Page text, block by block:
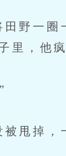
野一圈
里，他
甩掉，